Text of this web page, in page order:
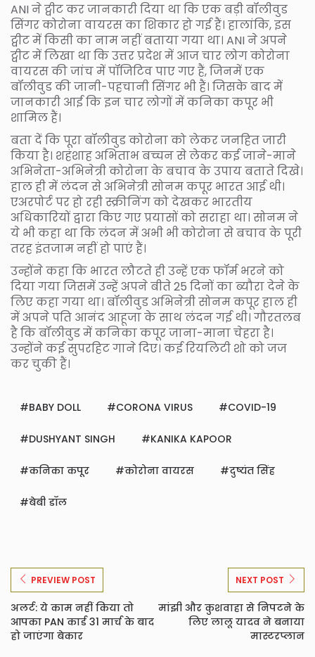
ANI ने ट्वीट कर जानकारी दिया था कि एक बड़ी बॉलीवुड
सिंगर कोरोना वायरस का शिकार हो गई हैं। हालांकि, इस
ट्वीट में किसी का नाम नहीं बताया गया था। ANI ने अपने
ट्वीट में लिखा था कि उत्तर प्रदेश में आज चार लोग कोरोना
वायरस की जांच में पॉजिटिव पाए गए हैं, जिनमें एक
बॉलीवुड की जानी-पहचानी सिंगर भी हैं। जिसके बाद में
जानकारी आई कि इन चार लोगों में कनिका कपूर भी
शामिल हैं।
बता दें कि पूरा बॉलीवुड कोरोना को लेकर जनहित जारी
किया है। शहंशाह अभिताभ बच्चन से लेकर कई जाने-माने
अभिनेता-अभिनेत्री कोरोना के बचाव के उपाय बताते दिखे।
हाल ही में लंदन से अभिनेत्री सोनम कपूर भारत आई थी।
एअरपोर्ट पर हो रही स्क्रीनिंग को देखकर भारतीय
अधिकारियों द्वारा किए गए प्रयासों को सराहा था। सोनम ने
ये भी कहा था कि लंदन में अभी भी कोरोना से बचाव के पूरी
तरह इंतजाम नहीं हो पाएं हैं।
उन्होंने कहा कि भारत लौटते ही उन्हें एक फॉर्म भरने को
दिया गया जिसमें उन्हें अपने बीते 25 दिनों का ब्यौरा देने के
लिए कहा गया था। बॉलीवुड अभिनेत्री सोनम कपूर हाल ही
में अपने पति आनंद आहूजा के साथ लंदन गई थी। गौरतलब
है कि बॉलीवुड में कनिका कपूर जाना-माना चेहरा है।
उन्होंने कई सुपरहिट गाने दिए। कई रियलिटी शो को जज
कर चुकी हैं।
BABY DOLL CORONA VIRUS COVID-19
DUSHYANT SINGH KANIKA KAPOOR
कनिका कपूर कोरोना वायरस दुष्यंत सिंह
बेबी डॉल
PREVIEW POST
अलर्ट: ये काम नहीं किया तो
आपका PAN कार्ड 31 मार्च के बाद
हो जाएंगा बेकार
NEXT POST
मांझी और कुशवाहा से निपटने के
लिए लालू यादव ने बनाया
मास्टरप्लान